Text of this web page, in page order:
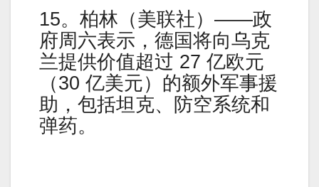
15。柏林（美联社）——政
府周六表示，德国将向乌克
兰提供价值超过 27 亿欧元
（30 亿美元）的额外军事援
助，包括坦克、防空系统和
弹药。